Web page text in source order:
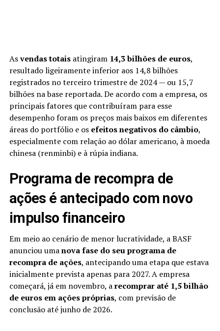
Asvendas totaisatingiram 14,3 bilhões de euros,
resultado ligeiramente inferior aos 14,8 bilhões
registrados no terceiro trimestre de 2024 — ou 15,7
bilhões na base reportada. De acordo com a empresa, os
principais fatores que contribuíram para esse
desempenho foram os preços mais baixos em diferentes
áreas do portfólio e os efeitos negativos do câmbio,
especialmente com relação ao dólar americano, à moeda
chinesa (renminbi) e à rúpia indiana.
Programa de recompra de
ações é antecipado com novo
impulso financeiro
Em meio ao cenário de menor lucratividade, a BASF
anunciou umanova fase do seu programa de
recompra de ações, antecipando uma etapa que estava
inicialmente prevista apenas para 2027. A empresa
começará, já em novembro, arecomprar até 1,5 bilhão
de euros em ações próprias, com previsão de
conclusão até junho de 2026.